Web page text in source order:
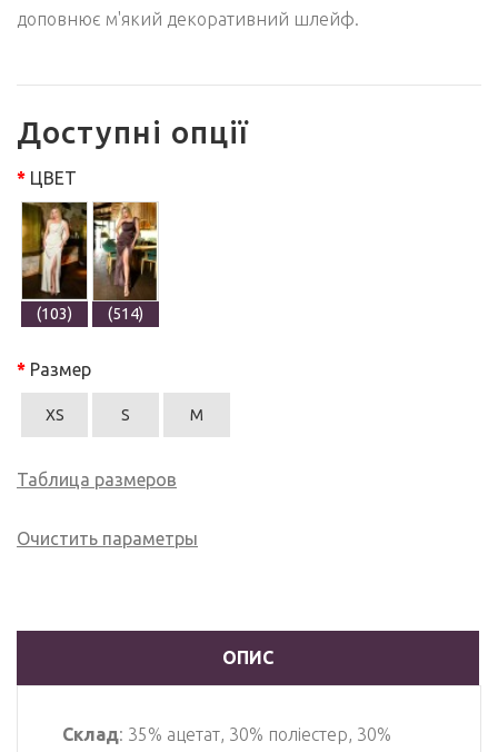
доповнює м'який декоративний шлейф.
Доступні опції
ЦВЕТ
(103) (514)
Размер
XS S M
Таблица размеров
Очистить параметры
ОПИС
Склад: 35% ацетат, 30% поліестер, 30%